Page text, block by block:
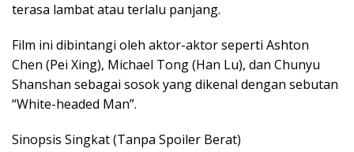
terasa lambat atau terlalu panjang.
Film ini dibintangi oleh aktor-aktor seperti Ashton
Chen (Pei Xing), Michael Tong (Han Lu), dan Chunyu
Shanshan sebagai sosok yang dikenal dengan sebutan
“White-headed Man”.
Sinopsis Singkat (Tanpa Spoiler Berat)